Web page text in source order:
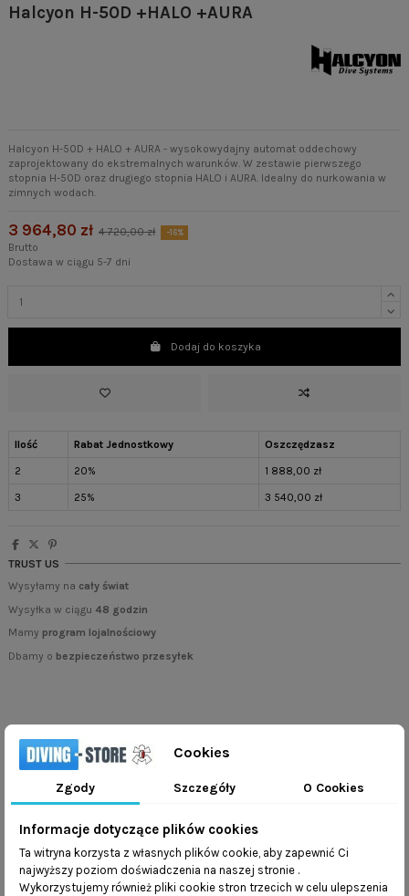
Halcyon H-50D +HALO +AURA
Halcyon H-50D + HALO + AURA - wysokowydajny automat oddechowy
zaprojektowany do ekstremalnych warunków. W zestawie pierwszego
stopnia H-50D oraz drugiego stopnia HALO i AURA. Idealny do nurkowania w
zimnych wodach.
3 964,80 zł 4 720,00 zł -16%
Brutto
Dostawa w ciągu 5-7 dni
Dodaj do koszyka
Ilość Rabat Jednostkowy Oszczędzasz
2 20% 1 888,00 zł
3 25% 3 540,00 zł
TRUST US
Wysyłamy na cały świat
Wysyłka w ciągu 48 godzin
Mamy program lojalnościowy
Dbamy o bezpieczeństwo przesyłek
Halcyon H-50D + HALO + AURA - Wysokowydajny Automat
Nurkowy
Halcyon H-50D + HALO + AURA
Cookies
Zgody Szczegóły O Cookies
Informacje dotyczące plików cookies
Ta witryna korzysta z własnych plików cookie, aby zapewnić Ci
najwyższy poziom doświadczenia na naszej stronie .
Wykorzystujemy również pliki cookie stron trzecich w celu ulepszenia